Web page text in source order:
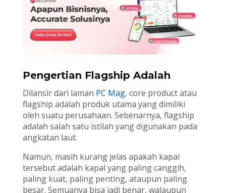
Pengertian Flagship Adalah
Dilansir dari laman PC Mag, core product atau
flagship adalah produk utama yang dimiliki
oleh suatu perusahaan. Sebenarnya, flagship
adalah salah satu istilah yang digunakan pada
angkatan laut.
Namun, masih kurang jelas apakah kapal
tersebut adalah kapal yang paling canggih,
paling kuat, paling penting, ataupun paling
besar. Semuanya bisa jadi benar, walaupun